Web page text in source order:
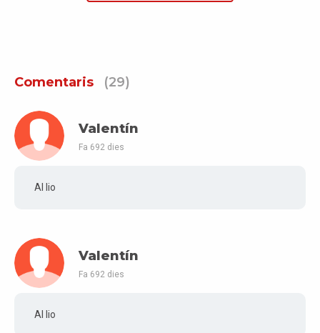
Comentaris (29)
Valentín
Fa 692 dies
Al lio
Valentín
Fa 692 dies
Al lio